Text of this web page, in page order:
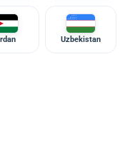
Uzbekistan